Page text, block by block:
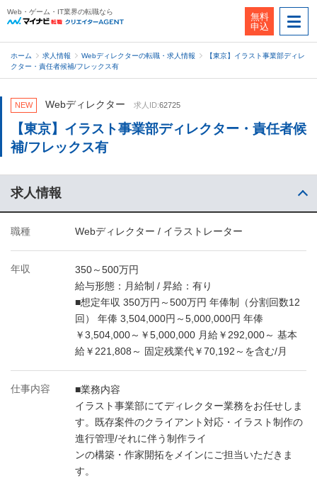
Web・ゲーム・IT業界の転職なら
無料
申込
ホーム 求人情報 Webディレクターの転職・求人情報
【東京】イラスト事業部ディレ
クター・責任者候補/フレックス有
NEW Webディレクター 求人ID:62725
【東京】イラスト事業部ディレクター・責任者候
補/フレックス有
求人情報
職種 Webディレクター / イラストレーター
年収
350～500万円
給与形態：月給制 / 昇給：有り
■想定年収 350万円～500万円 年俸制（分割回数12
回） 年俸 3,504,000円～5,000,000円 年俸
￥3,504,000～￥5,000,000 月給￥292,000～ 基本
給￥221,808～ 固定残業代￥70,192～を含む/月
仕事内容
■業務内容
イラスト事業部にてディレクター業務をお任せしま
す。既存案件のクライアント対応・イラスト制作の
進行管理/それに伴う制作ライ
ンの構築・作家開拓をメインにご担当いただきま
す。